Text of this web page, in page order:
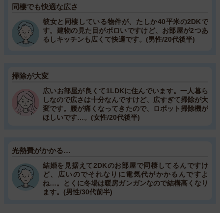
同棲でも快適な広さ
彼女と同棲している物件が、たしか40平米の2DKで
す。建物の見た目がボロいですけど、お部屋が2つあ
るしキッチンも広くて快適です。(男性/20代後半)
掃除が大変
広いお部屋が良くて1LDKに住んでいます。一人暮ら
しなので広さは十分なんですけど、広すぎて掃除が大
変です。腰が痛くなってきたので、ロボット掃除機が
ほしいです…。(女性/20代後半)
光熱費がかかる…
結婚を見据えて2DKのお部屋で同棲してるんですけ
ど、広いのでそれなりに電気代がかかるんですよ
ね…。とくに冬場は暖房ガンガンなので結構高くなり
ます。(男性/30代前半)